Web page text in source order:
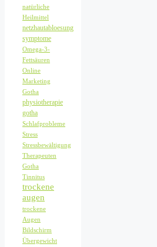
natürliche
Heilmittel
netzhautabloesung
symptome
Omega-3-
Fettsäuren
Online
Marketing
Gotha
physiotherapie
gotha
Schlafprobleme
Stress
Stressbewältigung
Therapeuten
Gotha
Tinnitus
trockene
augen
trockene
Augen
Bildschirm
Übergewicht